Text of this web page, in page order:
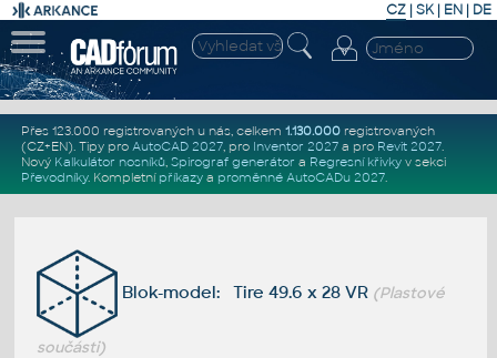
CZ | SK| EN | DE
Přes 123.000 registrovaných u nás, celkem 1.130.000registrovaných
(CZ+EN). Tipy pro AutoCAD 2027, pro Inventor 2027a pro Revit 2027.
Nový Kalkulátor nosníků, Spirograf generátor a Regresní křivkyv sekci
Převodníky. Kompletní příkazya proměnné AutoCADu 2027.
Blok-model: Tire 49.6 x 28 VR (Plastové
součásti)